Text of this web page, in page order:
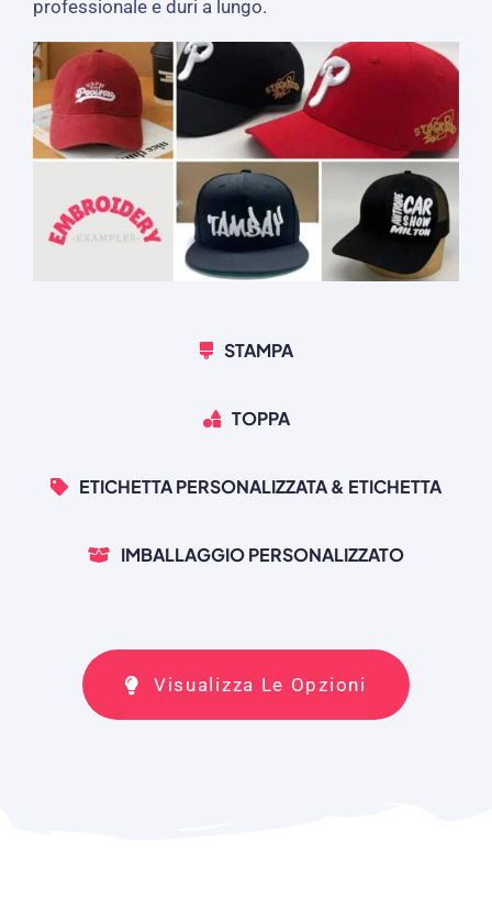
professionale e duri a lungo.
STAMPA
TOPPA
ETICHETTA PERSONALIZZATA & ETICHETTA
IMBALLAGGIO PERSONALIZZATO
Visualizza Le Opzioni